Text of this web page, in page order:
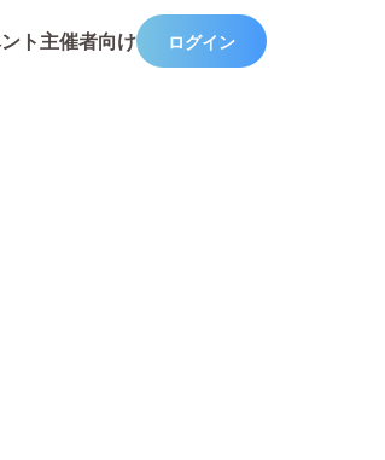
ト主催者向け ログイン